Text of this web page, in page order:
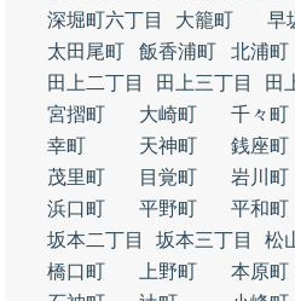
深堀町六丁目
大籠町 早
太田尾町
飯香浦町 北浦町
田上二丁目
田上三丁目 田
宮摺町
大崎町 千々町
幸町
天神町 銭座町
茂里町
目覚町 岩川町
浜口町
平野町 平和町
坂本二丁目
坂本三丁目 松
橋口町
上野町 本原町